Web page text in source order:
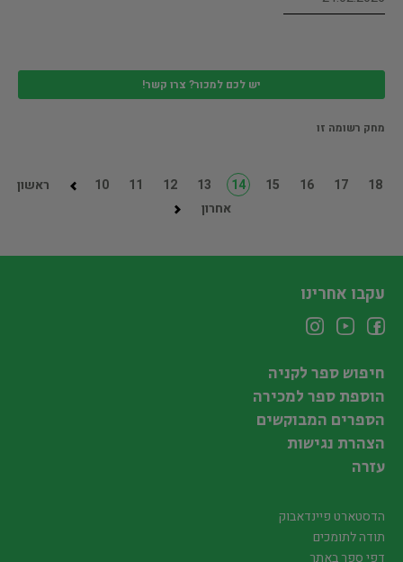
יש לכם למכור? צרו קשר!
מחק רשומה זו
ראשון 10 11 12 13 14 15 16 17
18
אחרון
עקבו אחרינו
חיפוש ספר לקניה
הוספת ספר למכירה
הספרים המבוקשים
הצהרת נגישות
עזרה
הדסטארט פיינדאבוק
תודה לתומכים
דפי ספר באתר